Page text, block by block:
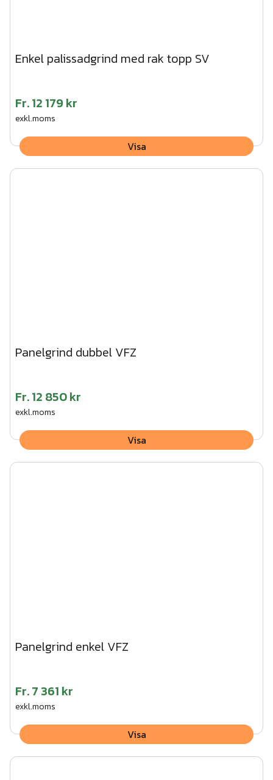
Enkel palissadgrind med rak topp SV
Fr.12 179 kr
exkl.moms
Visa
Panelgrind dubbel VFZ
Fr.12 850 kr
exkl.moms
Visa
Panelgrind enkel VFZ
Fr.7 361 kr
exkl.moms
Visa